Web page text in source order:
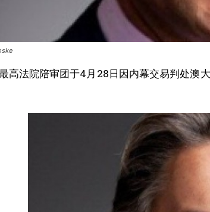
孔博 |《澳洲都市报》采编组
高法院陪审团于4月28日因内幕交易判处